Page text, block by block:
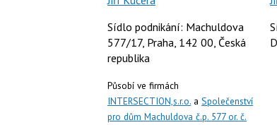
Sídlo podnikání: Machuldova
577/17, Praha, 142 00, Česká
republika
Působí ve firmách
INTERSECTION,s.r.o. a Společenství
pro dům Machuldova č.p. 577 or. č.